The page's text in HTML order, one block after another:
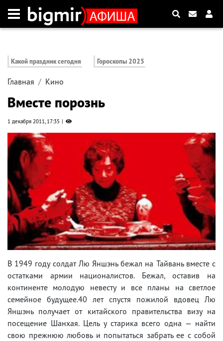
Какой праздник сегодня Гороскопы 2025
Главная Кино
Вместе порознь
1 декабря 2011, 17:35
В 1949 году солдат Лю Яншэнь бежал на Тайвань вместе с
остатками армии националистов. Бежал, оставив на
континенте молодую невесту и все планы на светлое
семейное будущее.40 лет спустя пожилой вдовец Лю
Яншэнь получает от китайского правительства визу на
посещение Шанхая. Цель у старика всего одна — найти
свою прежнюю любовь и попытаться забрать ее с собой